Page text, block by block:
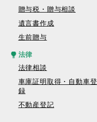
贈与税・贈与相談
遺言書作成
生前贈与
法律
法律相談
車庫証明取得・自動車登
録
不動産登記